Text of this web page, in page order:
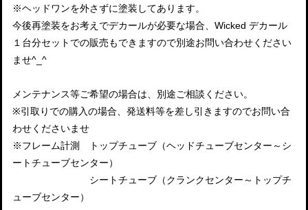
※ヘッドワンを外さずに塗装してあります。
今後再塗装をお考えでデカールが必要な場合、Wicked デカール
１台分セットでの販売もできますので別途お問い合わせください
ませ^_^
メンテナンス等ご希望の場合は、別途ご相談ください。
※引取りでの購入の場合、発送料等を差し引きますのでお問い合
わせくださいませ
※フレーム計測 トップチューブ（ヘッドチューブセンター～シ
ートチューブセンター）
シートチューブ（クランクセンター～トップチ
ューブセンター）